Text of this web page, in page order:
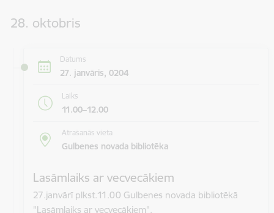
28. oktobris
Datums
27. janvāris, 0204
Laiks
11.00–12.00
Atrašanās vieta
Gulbenes novada bibliotēka
Lasāmlaiks ar vecvecākiem
27.janvārī plkst.11.00 Gulbenes novada bibliotēkā
"Lasāmlaiks ar vecvecākiem".